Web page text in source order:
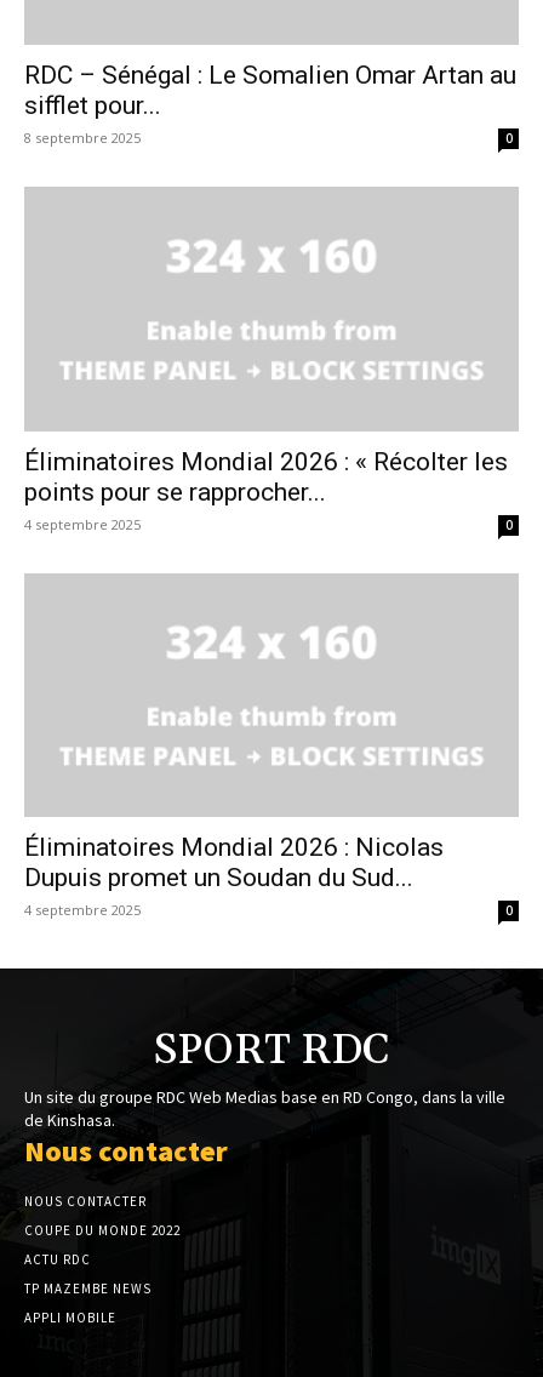
RDC – Sénégal : Le Somalien Omar Artan au
sifflet pour...
8 septembre 2025 0
Éliminatoires Mondial 2026 : « Récolter les
points pour se rapprocher...
4 septembre 2025 0
Éliminatoires Mondial 2026 : Nicolas
Dupuis promet un Soudan du Sud...
4 septembre 2025 0
SPORT RDC
Un site du groupe RDC Web Medias base en RD Congo, dans la ville
de Kinshasa.
Nous contacter
NOUS CONTACTER
COUPE DU MONDE 2022
ACTU RDC
TP MAZEMBE NEWS
APPLI MOBILE